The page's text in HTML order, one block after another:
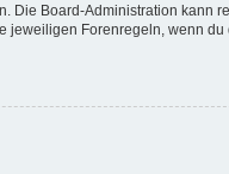
Die Board-Administration kann
jeweiligen Forenregeln, wenn du